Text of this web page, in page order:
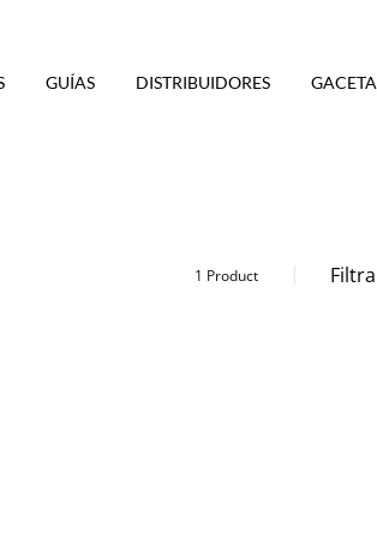
GUÍAS DISTRIBUIDORES GACETA
1 Product